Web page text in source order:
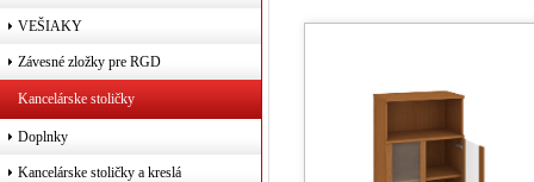
VEŠIAKY
Závesné zložky pre RGD
Kancelárske stoličky
Doplnky
Kancelárske stoličky a kreslá